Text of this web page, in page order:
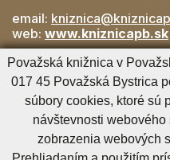
email:
web: www.kniznicapb.sk
Pobočky
Rozkvet- 042/432 56
SNP- 0901 918 843,
Cookies nastavenieCookies -
Považská knižnica v
017 45 Považská Bystrica
súbory cookies, ktoré sú
návštevnosti
zobrazenia webových